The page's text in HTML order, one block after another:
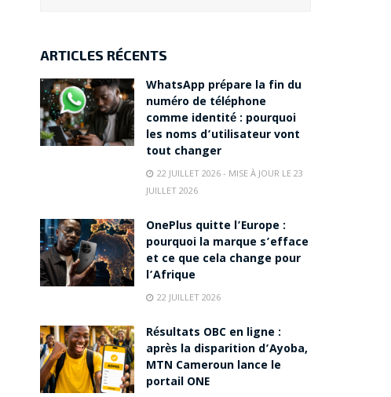
ARTICLES RÉCENTS
WhatsApp prépare la fin du
numéro de téléphone
comme identité : pourquoi
les noms d’utilisateur vont
tout changer
22 JUILLET 2026 - MISE À JOUR LE 23
JUILLET 2026
OnePlus quitte l’Europe :
pourquoi la marque s’efface
et ce que cela change pour
l’Afrique
22 JUILLET 2026
Résultats OBC en ligne :
après la disparition d’Ayoba,
MTN Cameroun lance le
portail ONE